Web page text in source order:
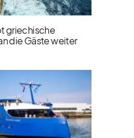
griechische
die Gäste weiter